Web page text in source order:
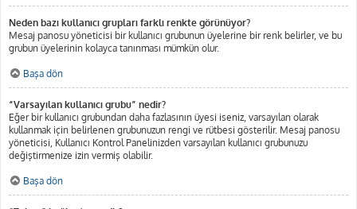
Neden bazı kullanıcı grupları farklı renkte görünüyor?
Mesaj panosu yöneticisi bir kullanıcı grubunun üyelerine bir renk belirler, ve bu
grubun üyelerinin kolayca tanınması mümkün olur.
Başa dön
“Varsayılan kullanıcı grubu” nedir?
Eğer bir kullanıcı grubundan daha fazlasının üyesi iseniz, varsayılan olarak
kullanmak için belirlenen grubunuzun rengi ve rütbesi gösterilir. Mesaj panosu
yöneticisi, Kullanıcı Kontrol Panelinizden varsayılan kullanıcı grubunuzu
değiştirmenize izin vermiş olabilir.
Başa dön